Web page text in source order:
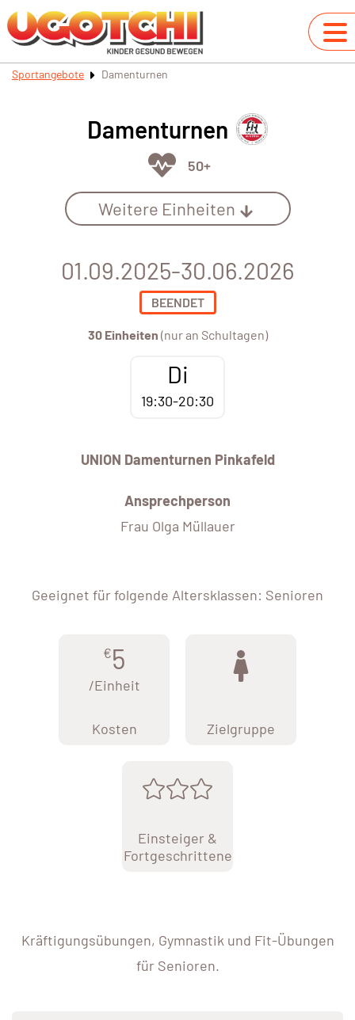
Sportangebote Damenturnen
Damenturnen
50+
Weitere Einheiten
01.09.2025-30.06.2026
BEENDET
30 Einheiten (nur an Schultagen)
Di
19:30-20:30
UNION Damenturnen Pinkafeld
Ansprechperson
Frau Olga Müllauer
Geeignet für folgende Altersklassen: Senioren
€5
/Einheit
Kosten Zielgruppe
Einsteiger &
Fortgeschrittene
Kräftigungsübungen, Gymnastik und Fit-Übungen
für Senioren.